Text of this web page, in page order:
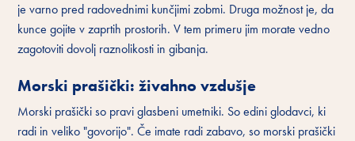
je varno pred radovednimi kunčjimi zobmi. Druga možnost je, da
kunce gojite v zaprtih prostorih. V tem primeru jim morate vedno
zagotoviti dovolj raznolikosti in gibanja.
Morski prašički: živahno vzdušje
Morski prašički so pravi glasbeni umetniki. So edini glodavci, ki
radi in veliko "govorijo". Če imate radi zabavo, so morski prašički